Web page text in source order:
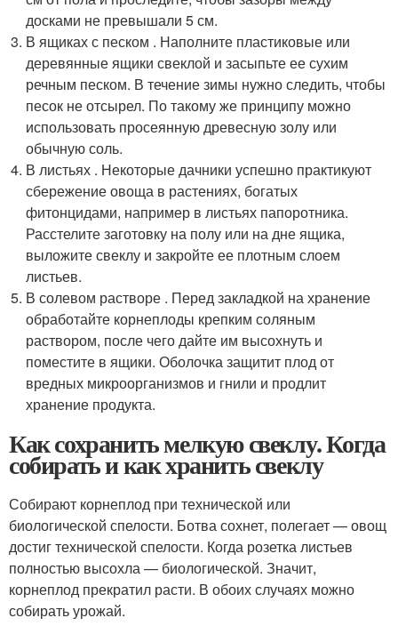
досками не превышали 5 см.
В ящиках с песком . Наполните пластиковые или
деревянные ящики свеклой и засыпьте ее сухим
речным песком. В течение зимы нужно следить, чтобы
песок не отсырел. По такому же принципу можно
использовать просеянную древесную золу или
обычную соль.
В листьях . Некоторые дачники успешно практикуют
сбережение овоща в растениях, богатых
фитонцидами, например в листьях папоротника.
Расстелите заготовку на полу или на дне ящика,
выложите свеклу и закройте ее плотным слоем
листьев.
В солевом растворе . Перед закладкой на хранение
обработайте корнеплоды крепким соляным
раствором, после чего дайте им высохнуть и
поместите в ящики. Оболочка защитит плод от
вредных микроорганизмов и гнили и продлит
хранение продукта.
Как сохранить мелкую свеклу. Когда
собирать и как хранить свеклу
Собирают корнеплод при технической или
биологической спелости. Ботва сохнет, полегает — овощ
достиг технической спелости. Когда розетка листьев
полностью высохла — биологической. Значит,
корнеплод прекратил расти. В обоих случаях можно
собирать урожай.